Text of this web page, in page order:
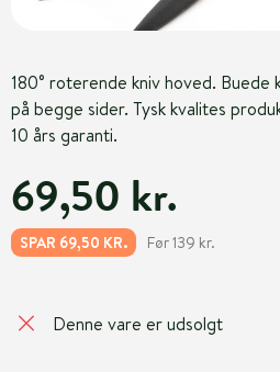
180° roterende kniv hoved. Buede
på begge sider. Tysk kvalites
10 års garanti.
69,50 kr.
SPAR 69,50 KR. Før 139 kr.
Denne vare er udsolgt